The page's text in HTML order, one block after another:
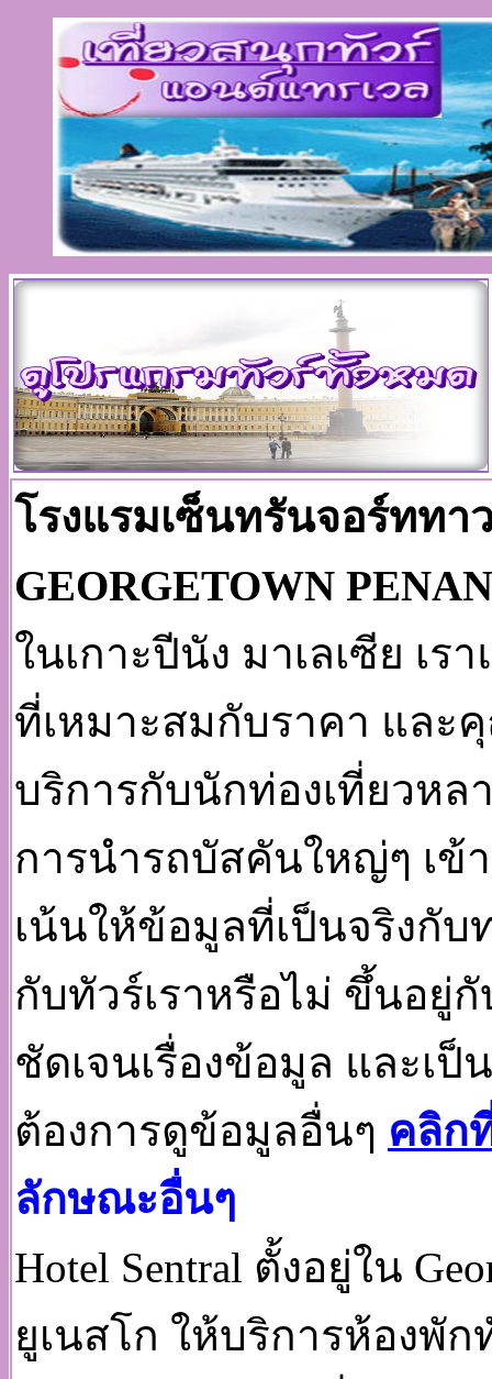
โรงแรมเซ็นทรันจอร์ททา
GEORGETOWN
ในเกาะปีนัง มาเลเซีย เ
ที่เหมาะสมกับราคา และ
บริการกับนักท่องเที่ยวห
การนำรถบัสคันใหญ่ๆ เข้
เน้นให้ข้อมูลที่เป็นจริงกั
กับทัวร์เราหรือไม่ ขึ้นอยู่
ชัดเจนเรื่องข้อมูล และเป็
ต้องการดูข้อมูลอื่นๆ คลิก
ลักษณะอื่นๆ
Hotel Sentral ตั้งอยู่ใน
ยูเนสโก ให้บริการห้องพั